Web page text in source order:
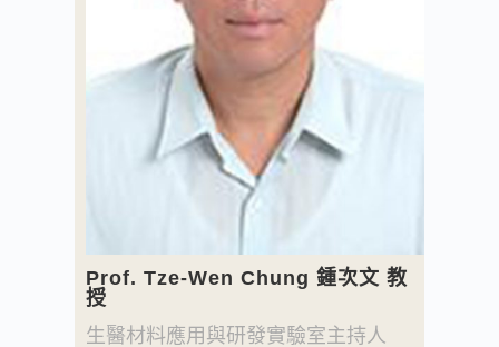
Prof. Tze-Wen Chung 鍾次文 教
授
生醫材料應用與研發實驗室主持人